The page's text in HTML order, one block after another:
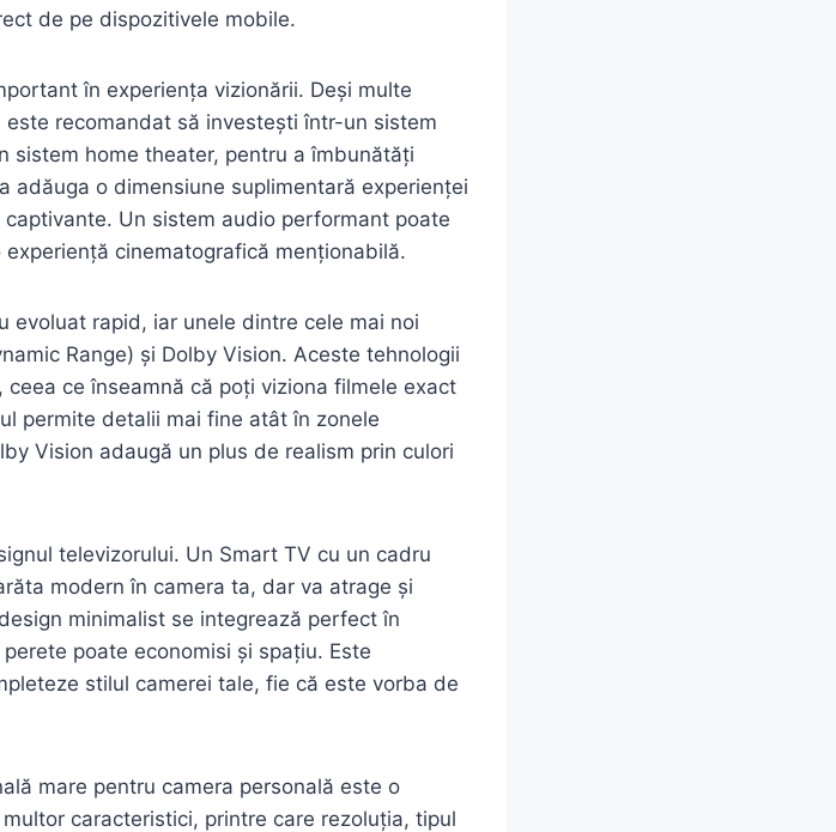
de pe dispozitivele mobile.
în experiența vizionării. Deși multe
recomandat să investești într-un sistem
sistem home theater, pentru a îmbunătăți
adăuga o dimensiune suplimentară experienței
Un sistem audio performant poate
cinematografică menționabilă.
evoluat rapid, iar unele dintre cele mai noi
Range) și Dolby Vision. Aceste tehnologii
ce înseamnă că poți viziona filmele exact
permite detalii mai fine atât în zonele
Vision adaugă un plus de realism prin culori
televizorului. Un Smart TV cu un cadru
modern în camera ta, dar va atrage și
minimalist se integrează perfect în
poate economisi și spațiu. Este
stilul camerei tale, fie că este vorba de
mare pentru camera personală este o
caracteristici, printre care rezoluția, tipul